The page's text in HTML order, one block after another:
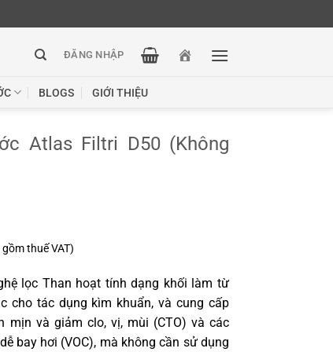
ĐĂNG NHẬP
BLOGS GIỚI THIỆU
Atlas Filtri D50 (Không
thuế VAT)
lọc Than hoạt tính dạng khối làm từ
cho tác dụng kìm khuẩn, và cung cấp
mịn và giảm clo, vị, mùi (CTO) và các
bay hơi (VOC), mà không cần sử dụng